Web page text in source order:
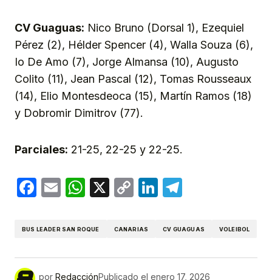
CV Guaguas: Nico Bruno (Dorsal 1), Ezequiel
Pérez (2), Hélder Spencer (4), Walla Souza (6),
Io De Amo (7), Jorge Almansa (10), Augusto
Colito (11), Jean Pascal (12), Tomas Rousseaux
(14), Elio Montesdeoca (15), Martín Ramos (18)
y Dobromir Dimitrov (77).
Parciales: 21-25, 22-25 y 22-25.
Facebook
EmailWhatsApp
X
CopyLinkedIn
BUS LEADER SAN ROQUE CANARIAS CV GUAGUAS VOLEIBOL
por RedacciónPublicado el enero 17, 2026